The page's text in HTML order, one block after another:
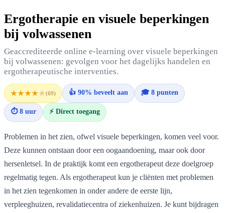
Ergotherapie en visuele beperkingen
bij volwassenen
Geaccrediteerde online e-learning over visuele beperkingen
bij volwassenen: gevolgen voor het dagelijks handelen en
ergotherapeutische interventies.
★★★★★(69) 👍 90% beveelt aan 🎓 8 punten
⏱ 8 uur ⚡ Direct toegang
Problemen in het zien, ofwel visuele beperkingen, komen veel voor.
Deze kunnen ontstaan door een oogaandoening, maar ook door
hersenletsel. In de praktijk komt een ergotherapeut deze doelgroep
regelmatig tegen. Als ergotherapeut kun je cliënten met problemen
in het zien tegenkomen in onder andere de eerste lijn,
verpleeghuizen, revalidatiecentra of ziekenhuizen. Je kunt bijdragen